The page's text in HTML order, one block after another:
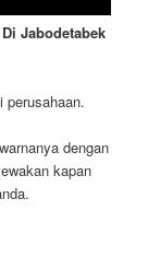
Jabodetabek
perusahaan.
dengan
kapan